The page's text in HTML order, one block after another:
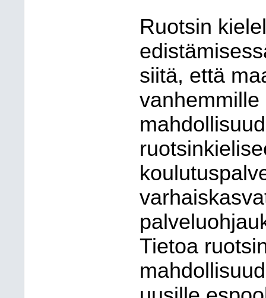
Ruotsin
siitä, että
Tietoa